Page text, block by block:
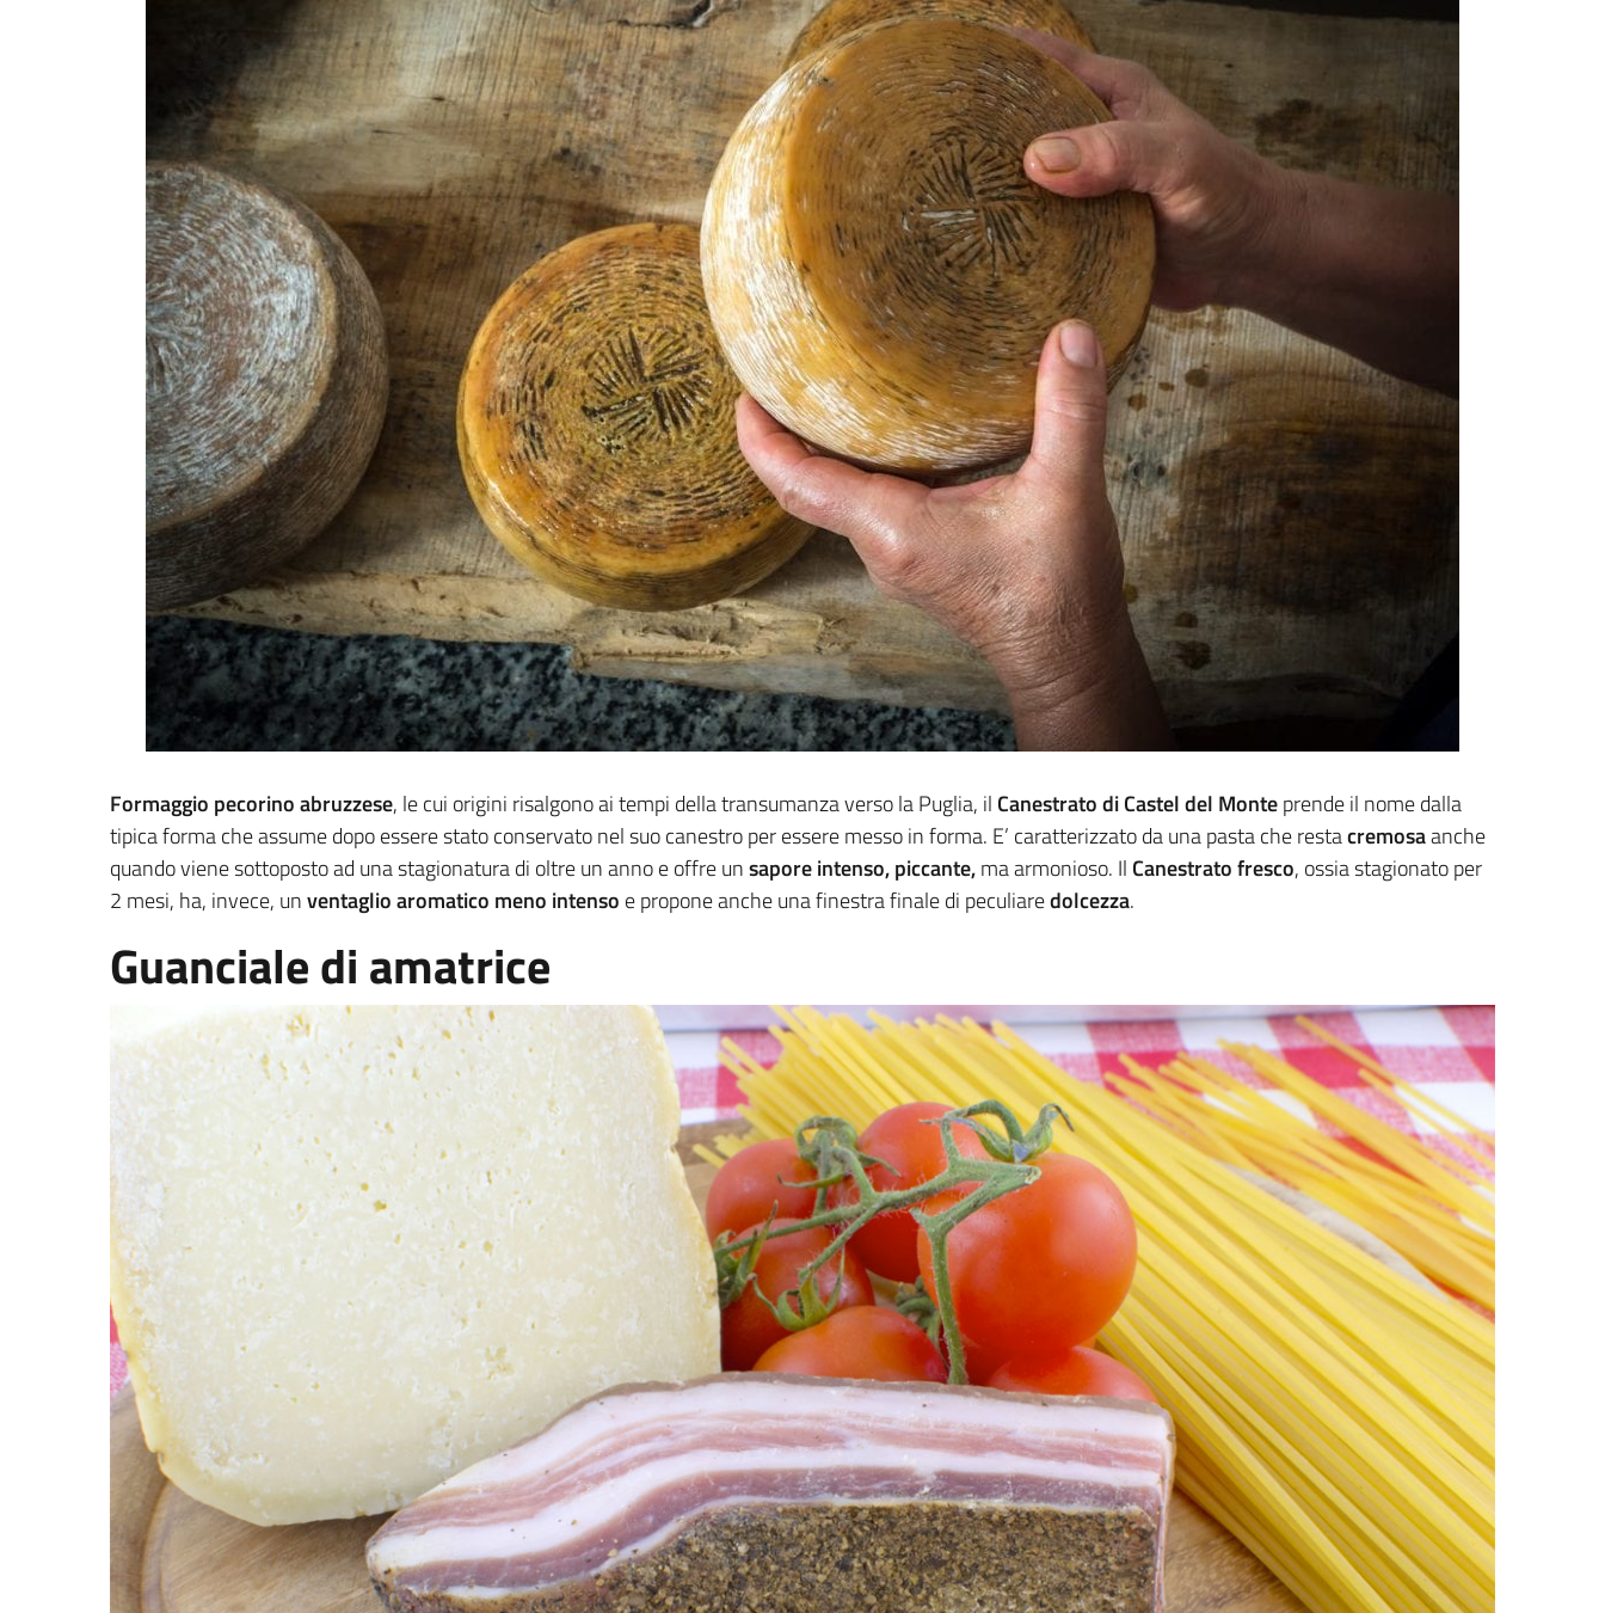
Formaggio pecorino abruzzese, le cui origini risalgono ai tempi della transumanza verso la Puglia, il Canestratodi Castel del Monteprende il nome dalla
tipica forma che assume dopo essere stato conservato nel suo canestro per essere messo in forma. E’ caratterizzato da una pasta che restacremosaanche
quando viene sottoposto ad una stagionatura di oltre un anno e offre unsaporeintenso, piccante,ma armonioso. Il Canestrato fresco, ossia stagionato per
2 mesi, ha, invece, unventaglio aromatico meno intenso e propone anche una finestra finale di peculiaredolcezza.
Guanciale di amatrice